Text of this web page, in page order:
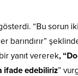
“Bu sorun
yanıt vererek,
ifade edebiliriz”